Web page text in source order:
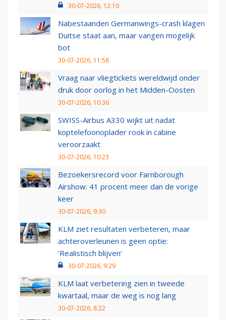
30-07-2026, 12:10
Nabestaanden Germanwings-crash klagen
Duitse staat aan, maar vangen mogelijk
bot
30-07-2026, 11:58
Vraag naar vliegtickets wereldwijd onder
druk door oorlog in het Midden-Oosten
30-07-2026, 10:36
SWISS-Airbus A330 wijkt uit nadat
koptelefoonoplader rook in cabine
veroorzaakt
30-07-2026, 10:23
Bezoekersrecord voor Farnborough
Airshow: 41 procent meer dan de vorige
keer
30-07-2026, 9:30
KLM ziet resultaten verbeteren, maar
achteroverleunen is geen optie:
‘Realistisch blijven’
30-07-2026, 9:29
KLM laat verbetering zien in tweede
kwartaal, maar de weg is nog lang
30-07-2026, 8:22